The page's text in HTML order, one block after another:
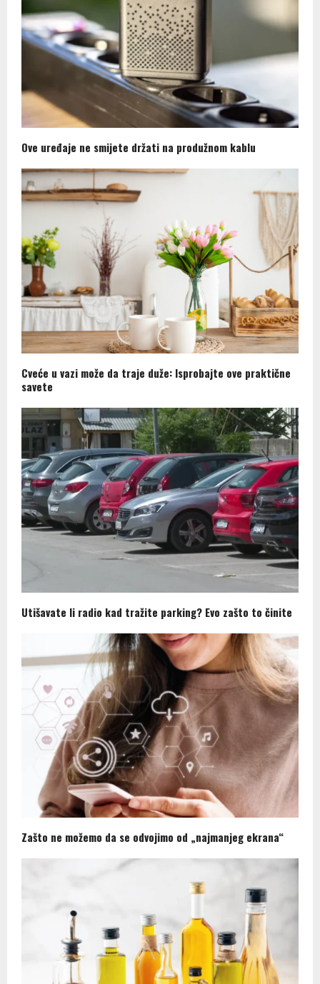
Ove uređaje ne smijete držati na produžnom kablu
Cveće u vazi može da traje duže: Isprobajte ove praktične
savete
Utišavate li radio kad tražite parking? Evo zašto to činite
Zašto ne možemo da se odvojimo od „najmanjeg ekrana“